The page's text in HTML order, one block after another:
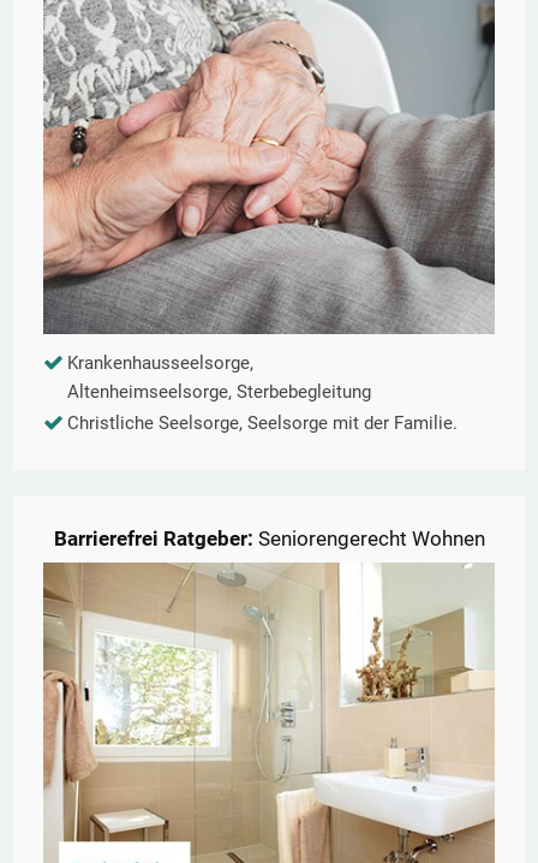
Krankenhausseelsorge,
Altenheimseelsorge, Sterbebegleitung
Christliche Seelsorge, Seelsorge mit der Familie.
Barrierefrei Ratgeber: Seniorengerecht Wohnen